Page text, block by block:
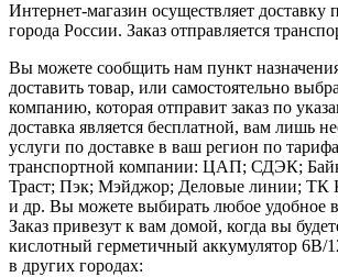
Интернет-магазин осуществляет доставку
города России. Заказ отправляется
Вы можете сообщить нам пункт
доставить товар, или самостоятельно
компанию, которая отправит заказ по
доставка является бесплатной, вам лишь
услуги по доставке в ваш регион по
транспортной компании: ЦАП; СДЭК;
Траст; Пэк; Мэйджор; Деловые линии; ТК
и др. Вы можете выбирать любое удобное
Заказ привезут к вам домой, когда вы
кислотный герметичный аккумулятор 6В/
в других городах: